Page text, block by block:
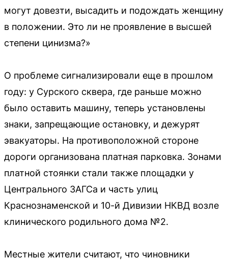
могут довезти, высадить и подождать женщину
в положении. Это ли не проявление в высшей
степени цинизма?»
О проблеме сигнализировали еще в прошлом
году: у Сурского сквера, где раньше можно
было оставить машину, теперь установлены
знаки, запрещающие остановку, и дежурят
эвакуаторы. На противоположной стороне
дороги организована платная парковка. Зонами
платной стоянки стали также площадки у
Центрального ЗАГСа и часть улиц
Краснознаменской и 10-й Дивизии НКВД возле
клинического родильного дома №2.
Местные жители считают, что чиновники